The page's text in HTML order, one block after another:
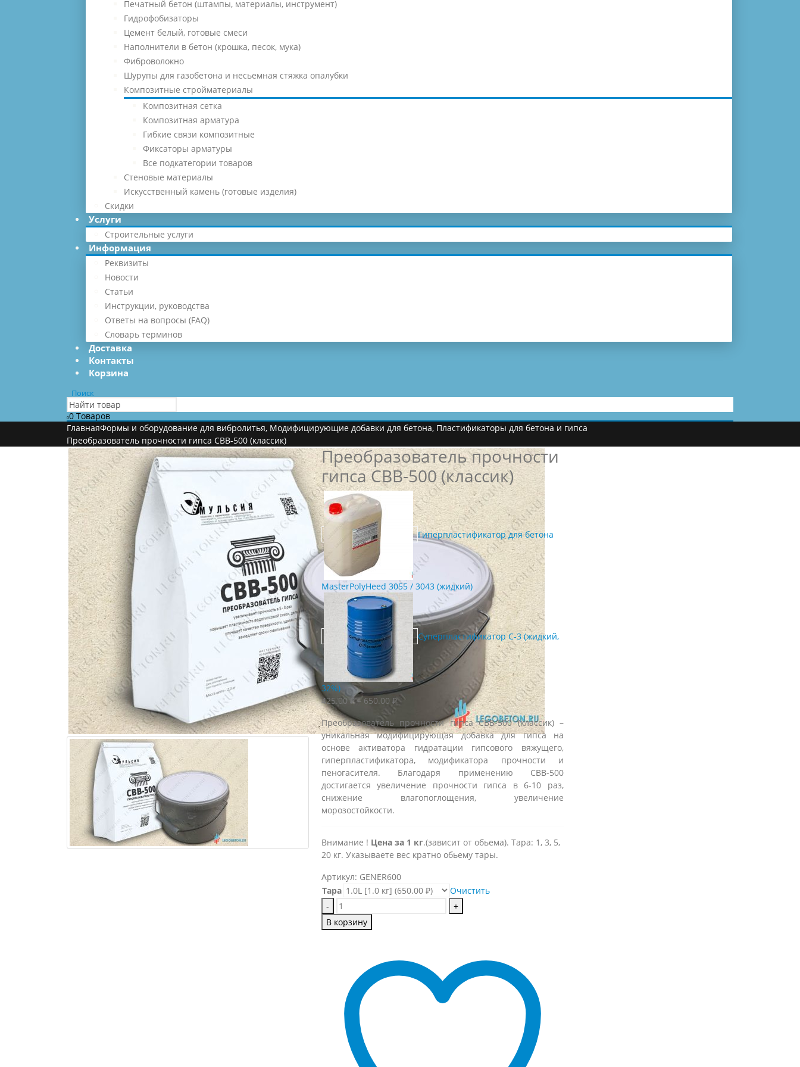
Печатный бетон (штампы, материалы, инструмент)
Гидрофобизаторы
Цемент белый, готовые смеси
Наполнители в бетон (крошка, песок, мука)
Фиброволокно
Шурупы для газобетона и несьемная стяжка опалубки
Композитные стройматериалы
Композитная сетка
Композитная арматура
Гибкие связи композитные
Фиксаторы арматуры
Все подкатегории товаров
Стеновые материалы
Искусственный камень (готовые изделия)
Скидки
Услуги
Строительные услуги
Информация
Реквизиты
Новости
Статьи
Инструкции, руководства
Ответы на вопросы (FAQ)
Словарь терминов
Доставка
Контакты
Корзина
Поиск
00 Товаров
ГлавнаяФормы и оборудование для вибролитья, Модифицирующие добавки для бетона, Пластификаторы для бетона и гипса
Преобразователь прочности гипса СВВ-500 (классик)
Преобразователь прочности
гипса СВВ-500 (классик)
Гиперпластификатор для бетона
MasterPolyHeed 3055 / 3043 (жидкий)
Суперпластификатор С-3 (жидкий,
32%)
425.00 ₽ – 650.00 ₽Диапазон
425.00 ₽
–
650.00 ₽
Преобразователь прочности гипса СВВ-500 (классик) –
уникальная модифицирующая добавка для гипса на
основе активатора гидратации гипсового вяжущего,
гиперпластификатора, модификатора прочности и
пеногасителя. Благодаря применению СВВ-500
достигается увеличение прочности гипса в 6-10 раз,
снижение влагопоглощения, увеличение
морозостойкости.
Внимание ! Цена за 1 кг.(зависит от обьема). Тара: 1, 3, 5,
20 кг. Указываете вес кратно обьему тары.
Артикул: GENER600
Тара
Очистить
-
+
В корзину